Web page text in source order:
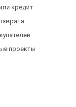
кредит
проекты